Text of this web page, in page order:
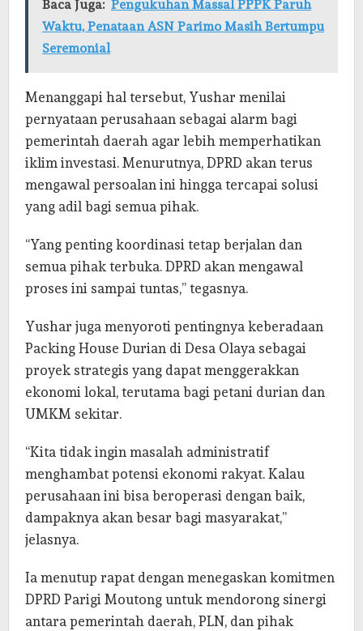
Baca Juga: Pengukuhan Massal PPPK Paruh
Waktu, Penataan ASN Parimo Masih Bertumpu
Seremonial
Menanggapi hal tersebut, Yushar menilai
pernyataan perusahaan sebagai alarm bagi
pemerintah daerah agar lebih memperhatikan
iklim investasi. Menurutnya, DPRD akan terus
mengawal persoalan ini hingga tercapai solusi
yang adil bagi semua pihak.
“Yang penting koordinasi tetap berjalan dan
semua pihak terbuka. DPRD akan mengawal
proses ini sampai tuntas,” tegasnya.
Yushar juga menyoroti pentingnya keberadaan
Packing House Durian di Desa Olaya sebagai
proyek strategis yang dapat menggerakkan
ekonomi lokal, terutama bagi petani durian dan
UMKM sekitar.
“Kita tidak ingin masalah administratif
menghambat potensi ekonomi rakyat. Kalau
perusahaan ini bisa beroperasi dengan baik,
dampaknya akan besar bagi masyarakat,”
jelasnya.
Ia menutup rapat dengan menegaskan komitmen
DPRD Parigi Moutong untuk mendorong sinergi
antara pemerintah daerah, PLN, dan pihak